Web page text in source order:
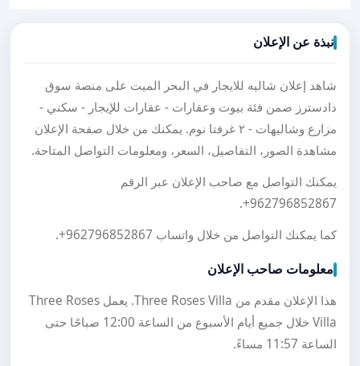
نبذة عن الإعلان
شاهد إعلان شاليه للايجار في البحر الميت على منصة سوق
دادسترز ضمن فئة بيوت وعقارات - عقارات للإيجار - سكني -
مزارع وشاليهات - ٢ غرفتا نوم. يمكنك من خلال صفحة الإعلان
مشاهدة الصور، التفاصيل، السعر، ومعلومات التواصل المتاحة.
يمكنك التواصل مع صاحب الإعلان عبر الرقم
+962796852867
.
كما يمكنك التواصل من خلال واتساب +962796852867
.
معلومات صاحب الإعلان
هذا الإعلان مقدم من Three Roses Villa. يعمل Three Roses
Villa خلال جميع أيام الأسبوع من الساعة 12:00 صباحًا حتى
الساعة 11:57 مساءً.